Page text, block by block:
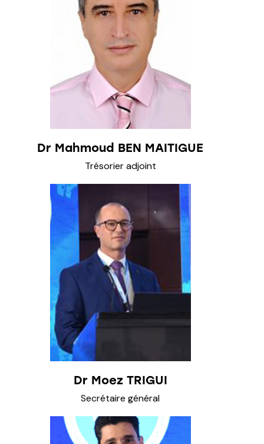
Dr Mahmoud BEN MAITIGUE
Trésorier adjoint
Dr Moez TRIGUI
Secrétaire général